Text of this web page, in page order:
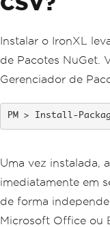
Instalar o IronXL
de Pacotes NuGet.
Gerenciador de
Install-
Uma vez instalada,
imediatamente em
de forma
Microsoft Office ou